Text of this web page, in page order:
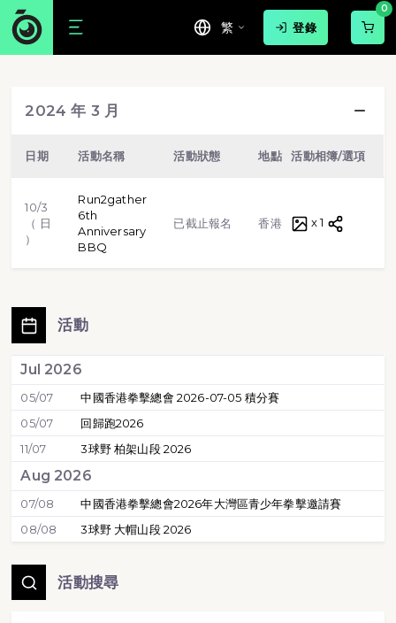
繁 登錄
0
2024 年 3 月
日期 活動名稱 活動狀態 地點 類型
活動相簿/選項
10/3
（ 日
）
Run2gather
6th
Anniversary
BBQ
已截止報名 香港 路跑
x 1
活動
Jul 2026
05/07
中國香港拳擊總會 2026-07-05 積分賽
05/07
回歸跑2026
11/07
3球野 柏架山段 2026
Aug 2026
07/08
中國香港拳擊總會2026年大灣區青少年拳擊邀請賽
08/08
3球野 大帽山段 2026
活動搜尋